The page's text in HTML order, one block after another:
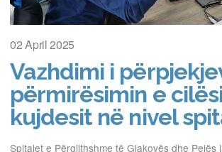
02 April 2025
Vazhdimi i
përmirësimin e
kujdesit në nivel
Spitalet e Përgjithshme të Gjakovës dhe Pejës